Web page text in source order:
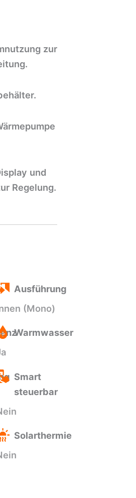
zur
und
Regelung.
Ausführung
(Mono)
Warmwasser
Smart
steuerbar
Solarthermie